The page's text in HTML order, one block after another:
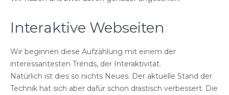
Interaktive Webseiten
Wir beginnen diese Aufzählung mit einem der
interessantesten Trends, der Interaktivität.
Natürlich ist dies so nichts Neues. Der aktuelle Stand der
Technik hat sich aber dafür schon drastisch verbessert. Die